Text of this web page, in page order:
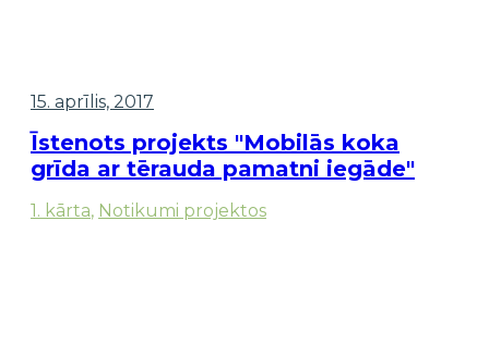
15. aprīlis, 2017
Īstenots projekts "Mobilās koka
grīda ar tērauda pamatni iegāde"
1. kārta, Notikumi projektos